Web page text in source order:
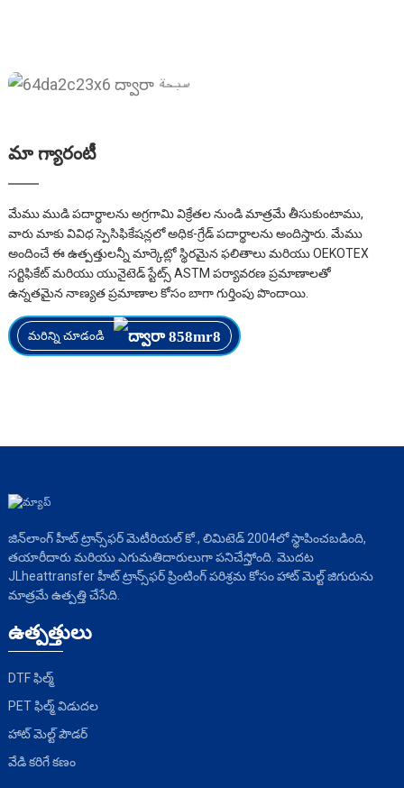
మా గ్యారంటీ
మేము ముడి పదార్థాలను అగ్రగామి విక్రేతల నుండి మాత్రమే తీసుకుంటాము,
వారు మాకు వివిధ స్పెసిఫికేషన్లలో అధిక-గ్రేడ్ పదార్థాలను అందిస్తారు. మేము
అందించే ఈ ఉత్పత్తులన్నీ మార్కెట్లో స్థిరమైన ఫలితాలు మరియు OEKOTEX
సర్టిఫికేట్ మరియు యునైటెడ్ స్టేట్స్ ASTM పర్యావరణ ప్రమాణాలతో
ఉన్నతమైన నాణ్యత ప్రమాణాల కోసం బాగా గుర్తింపు పొందాయి.
మరిన్ని చూడండి
జిన్‌లాంగ్ హీట్ ట్రాన్స్‌ఫర్ మెటీరియల్ కో., లిమిటెడ్ 2004లో స్థాపించబడింది,
తయారీదారు మరియు ఎగుమతిదారులుగా పనిచేస్తోంది. మొదట
JLheattransfer హీట్ ట్రాన్స్‌ఫర్ ప్రింటింగ్ పరిశ్రమ కోసం హాట్ మెల్ట్ జిగురును
మాత్రమే ఉత్పత్తి చేసేది.
ఉత్పత్తులు
DTF ఫిల్మ్
PET ఫిల్మ్ విడుదల
హాట్ మెల్ట్ పౌడర్
వేడి కరిగే కణం